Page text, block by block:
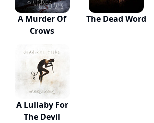
A Murder Of
Crows
The Dead Word
A Lullaby For
The Devil